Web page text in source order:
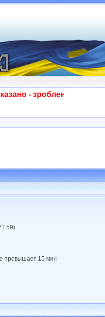
- зроблено! Слава ЗСУ!!!
превышает 15 мин